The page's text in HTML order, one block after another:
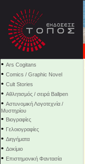
• Ars Cogitans
• Comics / Graphic Novel
• Cult Stories
• Αθλητισμός / σειρά Ballpen
• Αστυνομική Λογοτεχνία /
Μυστηρίου
• Βιογραφίες
• Γελοιογραφίες
• Διηγήματα
• Δοκίμιο
• Επιστημονική Φαντασία